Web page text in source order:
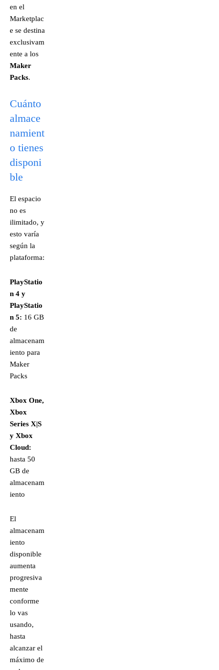
en el
Marketplac
e se destina
exclusivam
ente a los
Maker
Packs.
Cuánto
almace
namient
o tienes
disponi
ble
El espacio
no es
ilimitado, y
esto varía
según la
plataforma:
PlayStatio
n 4 y
PlayStatio
n 5: 16 GB
de
almacenam
iento para
Maker
Packs
Xbox One,
Xbox
Series X|S
y Xbox
Cloud:
hasta 50
GB de
almacenam
iento
El
almacenam
iento
disponible
aumenta
progresiva
mente
conforme
lo vas
usando,
hasta
alcanzar el
máximo de